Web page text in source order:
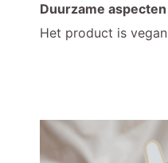
Duurzame aspecten
Het product is